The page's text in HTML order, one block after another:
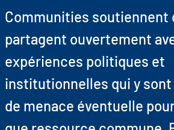
Communities soutiennent
partagent ouvertement
expériences politiques et
institutionnelles qui y sont
de menace éventuelle